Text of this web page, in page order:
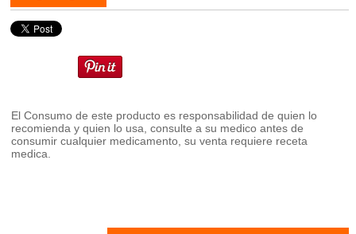
El Consumo de este producto es responsabilidad de quien lo
recomienda y quien lo usa, consulte a su medico antes de
consumir cualquier medicamento, su venta requiere receta
medica.